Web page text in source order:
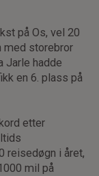
på Os, vel 20
med storebror
Jarle hadde
en 6. plass på
etter
reisedøgn i året,
mil på